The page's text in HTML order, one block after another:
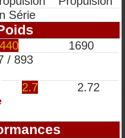
Série
1690
/ 893
2.7 2.72